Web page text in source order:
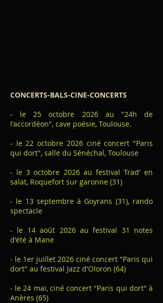
CONCERTS-BALS-CINE-CONCERTS
- le 25 octobre 2026 au "24h de
l'accordéon", cave poésie, Toulouse.
- le 22 octobre 2026 ciné concert "Paris
qui dort", salle du Sénéchal, Toulouse​
- le 3 octobre 2026 au festival Trad' en
salat, Roquefort sur garonne (31)​
​- le 13 septembre à Goyrans (31), rando
spectacle
- le 14 août 2026 au festival 31 notes
d'été à Mane
- le 1er juillet 2026 ciné concert "Paris qui
dort" au festival Jazz d'Oloron (64)
- le 24 mai, ciné concert "Paris qui dort" à
Anères (65)